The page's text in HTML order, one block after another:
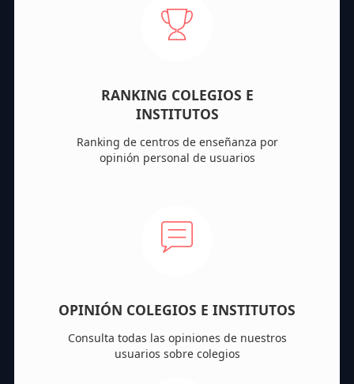
RANKING COLEGIOS E
INSTITUTOS
Ranking de centros de enseñanza por
opinión personal de usuarios
OPINIÓN COLEGIOS E INSTITUTOS
Consulta todas las opiniones de nuestros
usuarios sobre colegios